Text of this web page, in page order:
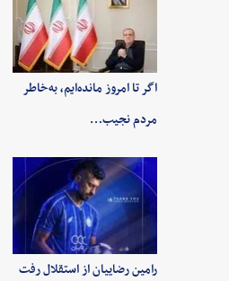
اگر تا امروز مانده‌ایم، به‌خاطر
مردم نجیب…
رامین رضاییان از استقلال رفت